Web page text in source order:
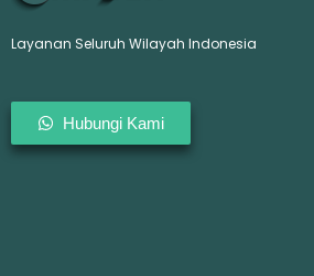
Layanan Seluruh Wilayah Indonesia
Hubungi Kami